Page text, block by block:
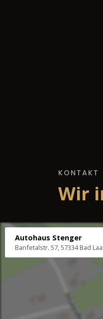
KONTAKT
Wir
Autohaus Stenger
Banfetalstr. 57, 57334 Bad